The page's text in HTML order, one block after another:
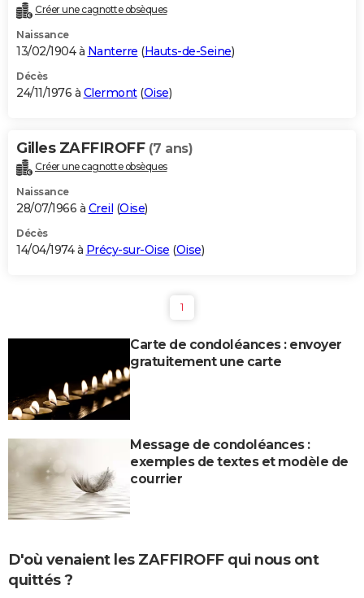
Créer une cagnotte obsèques
Naissance
13/02/1904 à Nanterre (Hauts-de-Seine)
Décès
24/11/1976 à Clermont(Oise)
Gilles ZAFFIROFF (7 ans)
Créer une cagnotte obsèques
Naissance
28/07/1966 à Creil (Oise)
Décès
14/04/1974 à Précy-sur-Oise (Oise)
1
Carte de condoléances : envoyer
gratuitement une carte
Message de condoléances :
exemples de textes et modèle de
courrier
D'où venaient les ZAFFIROFF qui nous ont
quittés ?